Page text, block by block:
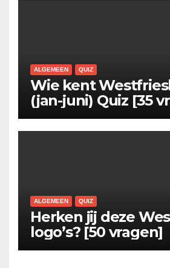
ALGEMEEN QUIZ
Wie kent
(jan-juni) Quiz [35
ALGEMEEN QUIZ
Herken jij deze
logo’s? [50 vragen]